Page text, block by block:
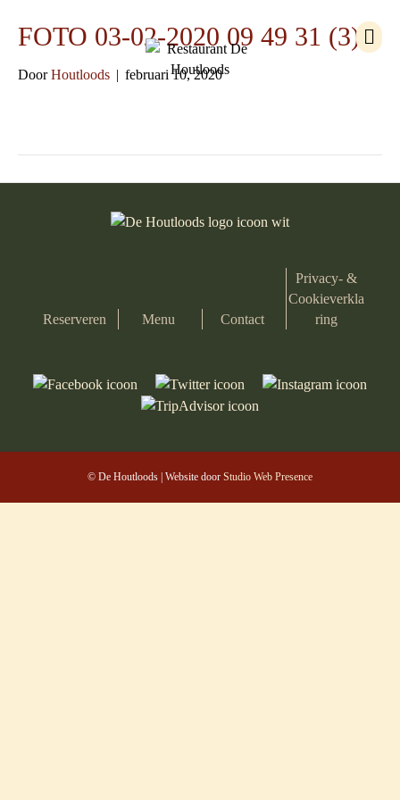
M
e
FOTO 03-02-2020 09 49 31 (3)
DoorHoutloods | februari 10, 2020
Reserveren Menu Contact
Privacy- &
Cookieverkla
ring
© De Houtloods | Website door Studio Web Presence